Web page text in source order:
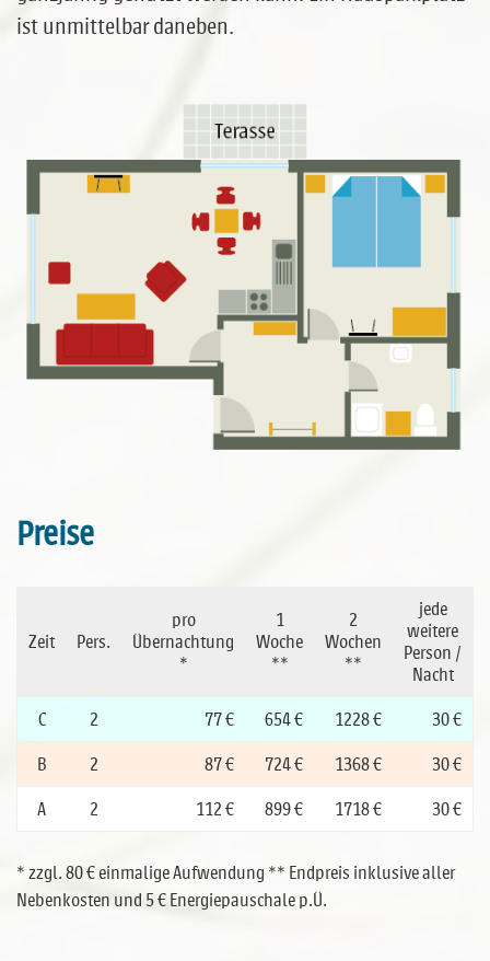
ist unmittelbar daneben.
Preise
Zeit Pers.
pro
Übernachtung
*
1
Woche
**
2
Wochen
**
jede
weitere
Person /
Nacht
C 2 77 € 654 € 1228 € 30 €
B 2 87 € 724 € 1368 € 30 €
A 2 112 € 899 € 1718 € 30 €
* zzgl. 80 € einmalige Aufwendung ** Endpreis inklusive aller
Nebenkosten und 5 € Energiepauschale p.Ü.